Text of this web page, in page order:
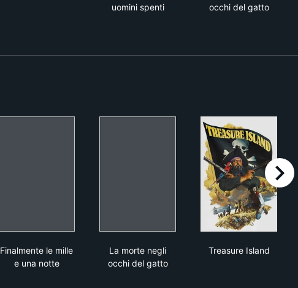
uomini spenti
occhi del gatto
Finalmente le mille
e una notte
La morte negli
occhi del gatto
Treasure Island
right